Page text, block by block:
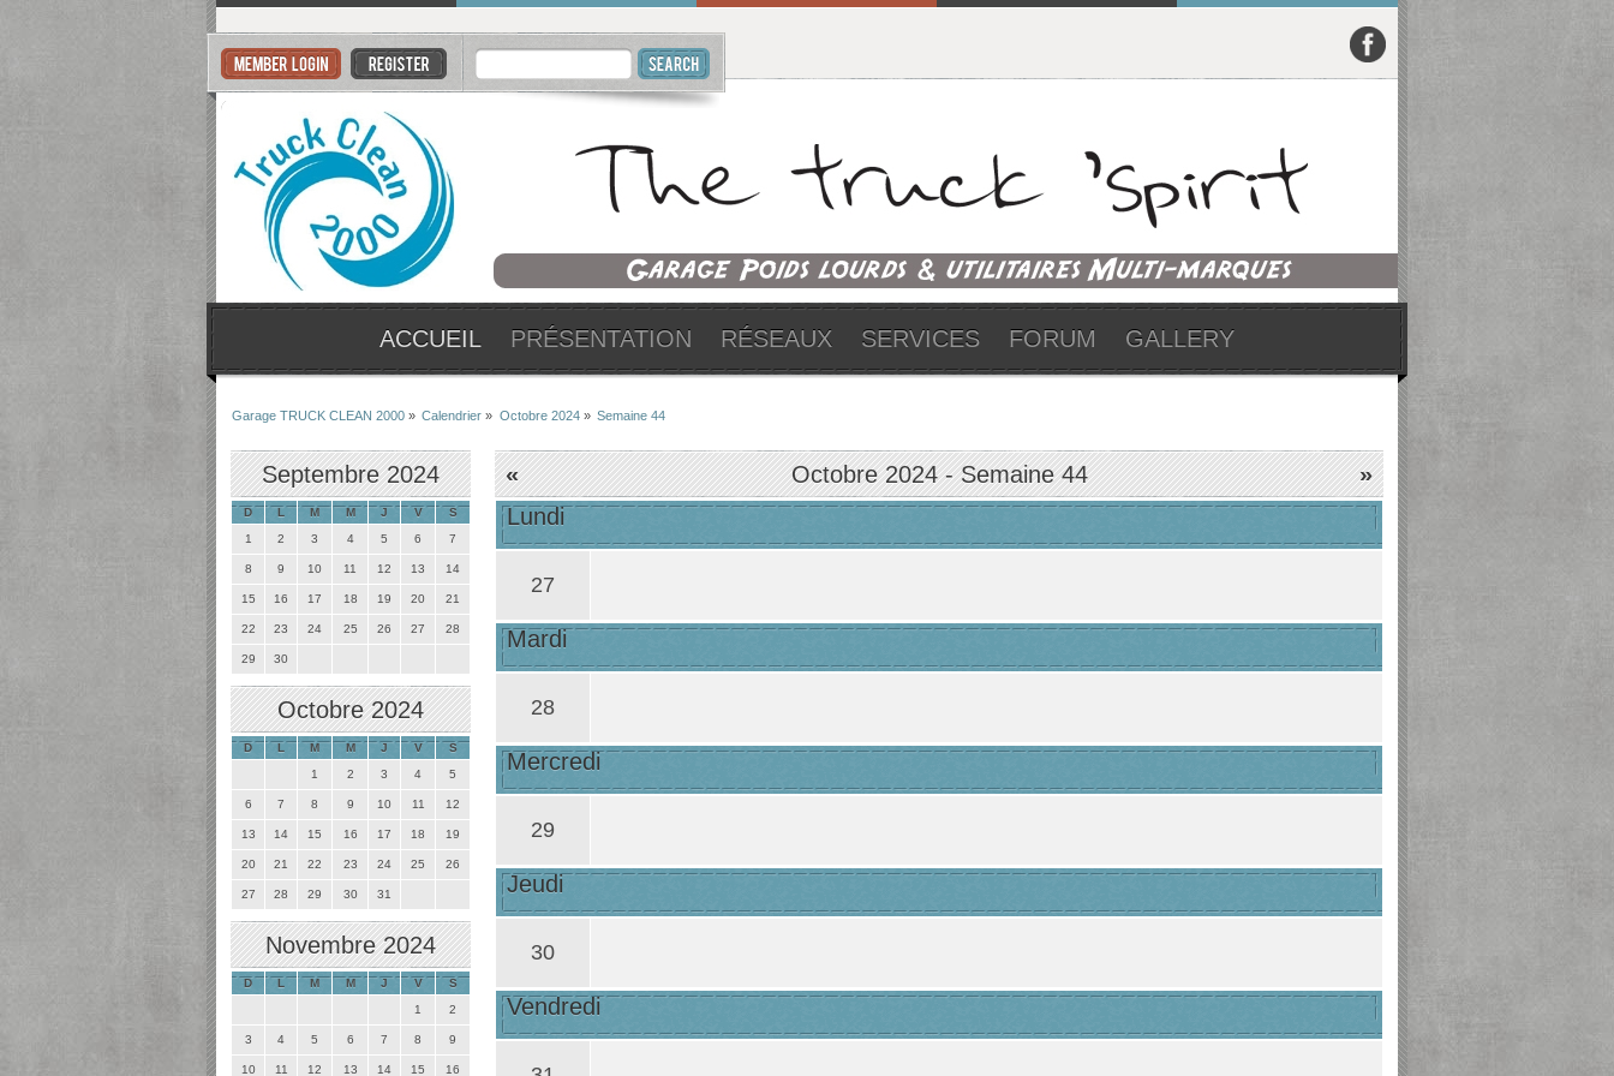
ACCUEIL PRÉSENTATION RÉSEAUX SERVICES FORUM GALLERY
Garage TRUCK CLEAN 2000» Calendrier » Octobre 2024» Semaine 44
Septembre 2024
D L M M J V
S
1
2 3 4 5 6 7
8 9 10 11 12 13 14
15 16 17 18 19 20 21
22 23 24 25 26 27 28
29 30
Octobre 2024
D L M M J V
S
1
2 3 4 5
6 7 8 9 10 11 12
13 14 15 16 17 18 19
20 21 22 23 24 25 26
27 28 29 30 31
Novembre 2024
D L M M J V
S
1
2
3 4 5 6 7 8 9
10 11 12 13 14 15 16
« »
Octobre 2024- Semaine 44
Lundi
27
Mardi
28
Mercredi
29
Jeudi
30
Vendredi